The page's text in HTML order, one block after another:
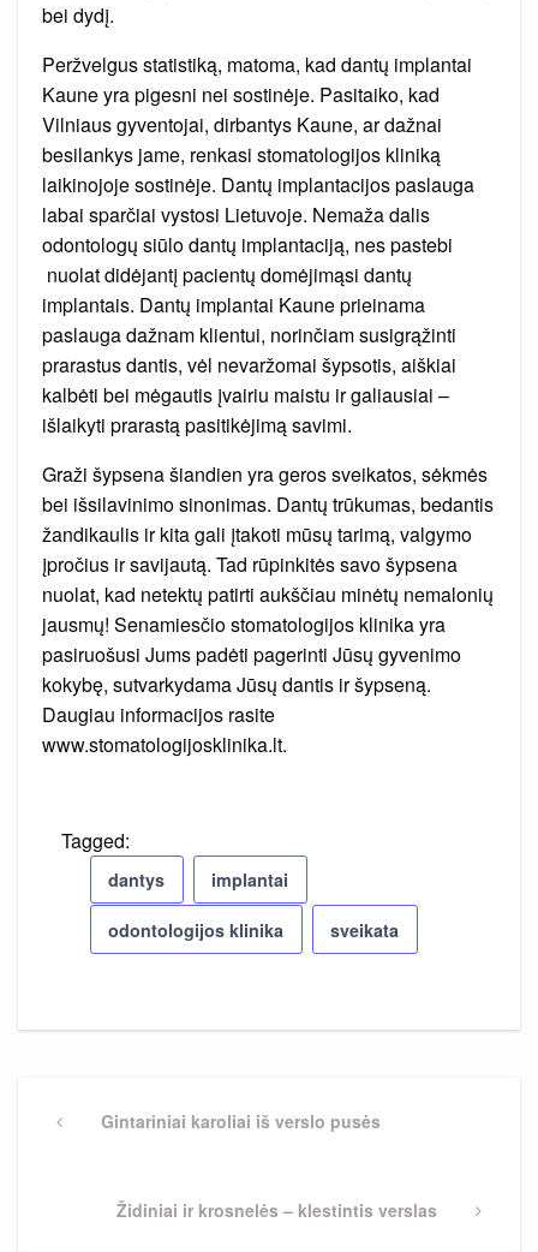
bei dydį.
Peržvelgus statistiką, matoma, kad dantų implantai
Kaune yra pigesni nei sostinėje. Pasitaiko, kad
Vilniaus gyventojai, dirbantys Kaune, ar dažnai
besilankys jame, renkasi stomatologijos kliniką
laikinojoje sostinėje. Dantų implantacijos paslauga
labai sparčiai vystosi Lietuvoje. Nemaža dalis
odontologų siūlo dantų implantaciją, nes pastebi
nuolat didėjantį pacientų domėjimąsi dantų
implantais. Dantų implantai Kaune prieinama
paslauga dažnam klientui, norinčiam susigrąžinti
prarastus dantis, vėl nevaržomai šypsotis, aiškiai
kalbėti bei mėgautis įvairiu maistu ir galiausiai –
išlaikyti prarastą pasitikėjimą savimi.
Graži šypsena šiandien yra geros sveikatos, sėkmės
bei išsilavinimo sinonimas. Dantų trūkumas, bedantis
žandikaulis ir kita gali įtakoti mūsų tarimą, valgymo
įpročius ir savijautą. Tad rūpinkitės savo šypsena
nuolat, kad netektų patirti aukščiau minėtų nemalonių
jausmų! Senamiesčio stomatologijos klinika yra
pasiruošusi Jums padėti pagerinti Jūsų gyvenimo
kokybę, sutvarkydama Jūsų dantis ir šypseną.
Daugiau informacijos rasite
www.stomatologijosklinika.lt.
Tagged:
dantys implantai
odontologijos klinika sveikata
tarpPreviousGintariniai karoliai iš verslo pusės
Next
Židiniai ir krosnelės – klestintis verslas